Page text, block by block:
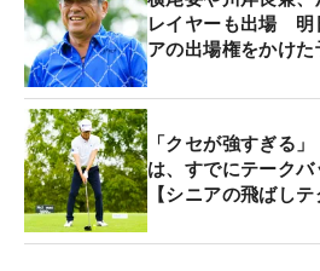
プロになるまでの経歴も異色
ルフ工房を営んでいたが、中学
部、高校時代はラグビー部、
クルに籍を置いていた。しか
してプロゴルファーを目指し、
ロテストには3度失敗して、米
戦するなど腕を磨いたが、帰国
レイヤーも出場 明
アの出場権をかけ
「クセが強すぎる
は、すでにテーク
【シニアの飛ばしテ